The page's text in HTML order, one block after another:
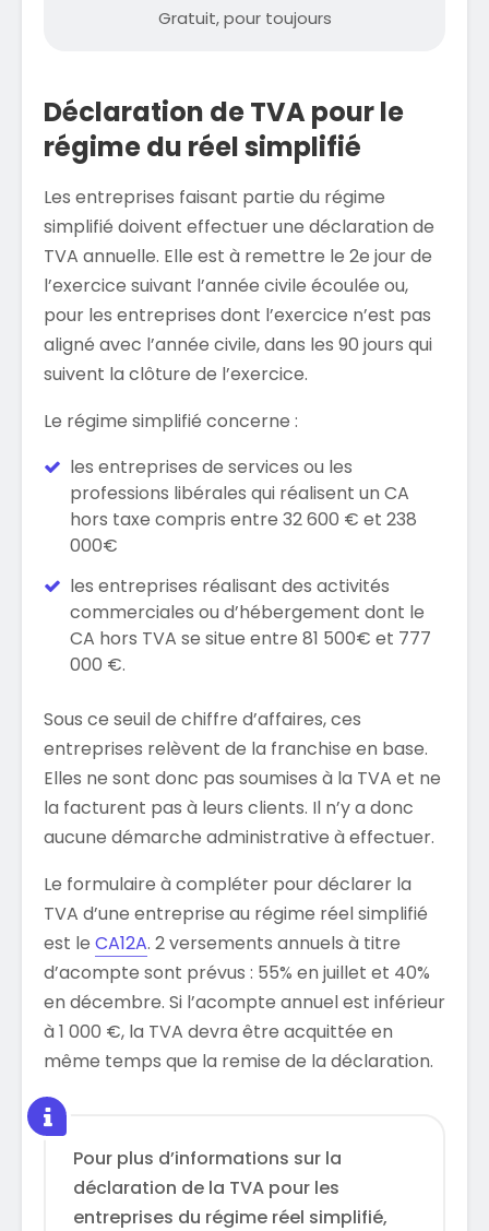
Gratuit, pour toujours
Déclaration de TVA pour le
régime du réel simplifié
Les entreprises faisant partie du régime
simplifié doivent effectuer une déclaration de
TVA annuelle. Elle est à remettre le 2e jour de
l’exercice suivant l’année civile écoulée ou,
pour les entreprises dont l’exercice n’est pas
aligné avec l’année civile, dans les 90 jours qui
suivent la clôture de l’exercice.
Le régime simplifié concerne :
les entreprises de services ou les
professions libérales qui réalisent un CA
hors taxe compris entre 32 600 € et 238
000€
les entreprises réalisant des activités
commerciales ou d’hébergement dont le
CA hors TVA se situe entre 81 500€ et 777
000 €.
Sous ce seuil de chiffre d’affaires, ces
entreprises relèvent de la franchise en base.
Elles ne sont donc pas soumises à la TVA et ne
la facturent pas à leurs clients. Il n’y a donc
aucune démarche administrative à effectuer.
Le formulaire à compléter pour déclarer la
TVA d’une entreprise au régime réel simplifié
est le CA12A. 2 versements annuels à titre
d’acompte sont prévus : 55% en juillet et 40%
en décembre. Si l’acompte annuel est inférieur
à 1 000 €, la TVA devra être acquittée en
même temps que la remise de la déclaration.
Pour plus d’informations sur la
déclaration de la TVA pour les
entreprises du régime réel simplifié,